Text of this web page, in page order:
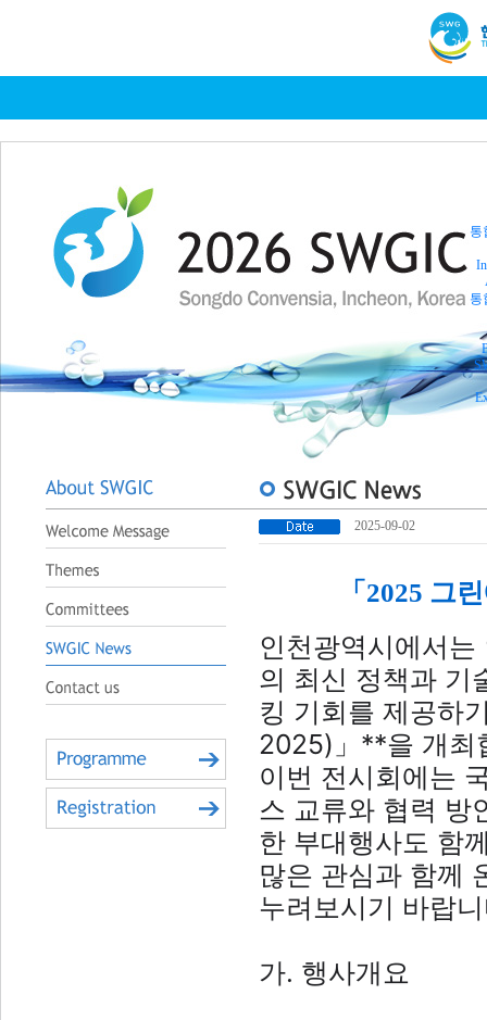
통
통
2025-09-02
「2025 그
인천광역시에서
의 최신 정책과 기
킹 기회를 제공하
2025)」**을 개최
이번 전시회에는
스 교류와 협력 방
한 부대행사도 함
많은 관심과 함께
누려보시기 바랍
가. 행사개요